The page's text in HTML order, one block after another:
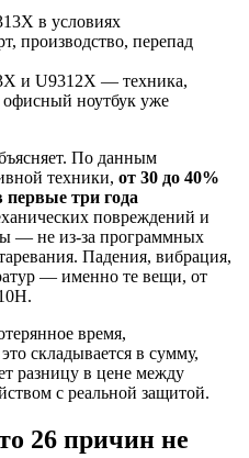
и U9312X — техника,
офисный ноутбук уже
По данным
техники, от 30 до 40%
первые три года
повреждений и
— не из-за программных
Падения, вибрация,
— именно те вещи, от
время,
складывается в сумму,
разницу в цене между
с реальной защитой.
26 причин не